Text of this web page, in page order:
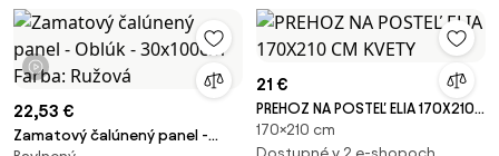
1 video
22,53 €
Zamatový čalúnený panel -
21 €
PREHOZ NA POSTEĽ ELIA 170X210
CM KVETY
170×210 cm